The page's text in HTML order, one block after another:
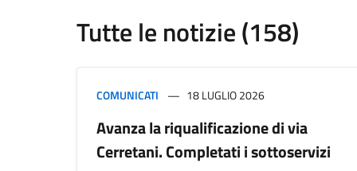
Tutte le notizie (158)
COMUNICATI 18 LUGLIO 2026
Avanza la riqualificazione di via
Cerretani. Completati i sottoservizi